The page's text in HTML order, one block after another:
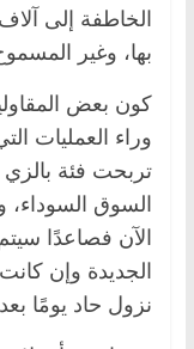
الخاطفة إلى
بها، وغير
كون بعض
وراء العمليات
تربحت فئة بالزي
السوق السوداء،
الآن فصاعدًا
الجديدة وإن
نزول حاد يومًا